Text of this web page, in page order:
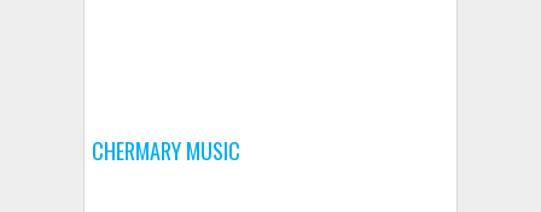
CHERMARY MUSIC